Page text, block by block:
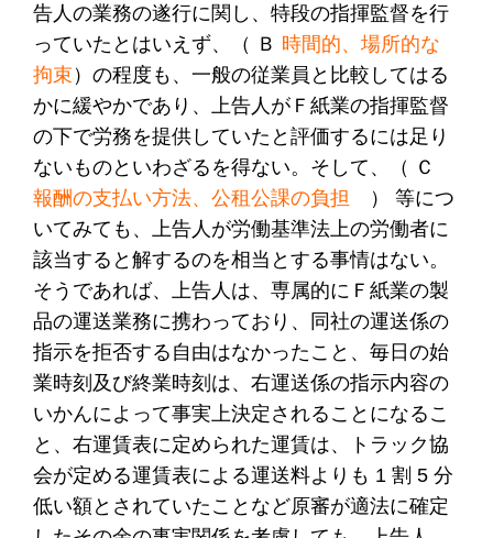
告人の業務の遂行に関し、特段の指揮監督を行
っていたとはいえず、（ Ｂ 時間的、場所的な
拘束 ）の程度も、一般の従業員と比較してはる
かに緩やかであり、上告人がＦ紙業の指揮監督
の下で労務を提供していたと評価するには足り
ないものといわざるを得ない。そして、（ Ｃ
報酬の支払い方法、公租公課の負担
） 等につ
いてみても、上告人が労働基準法上の労働者に
該当すると解するのを相当とする事情はない。
そうであれば、上告人は、専属的にＦ紙業の製
品の運送業務に携わっており、同社の運送係の
指示を拒否する自由はなかったこと、毎日の始
業時刻及び終業時刻は、右運送係の指示内容の
いかんによって事実上決定されることになるこ
と、右運賃表に定められた運賃は、トラック協
会が定める運賃表による運送料よりも 1 割 5 分
低い額とされていたことなど原審が適法に確定